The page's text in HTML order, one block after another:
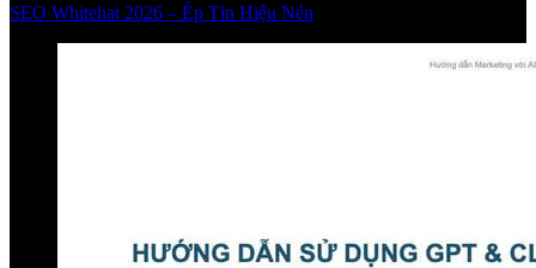
SEO Whitehat 2026 – Ép Tín Hiệu Nén